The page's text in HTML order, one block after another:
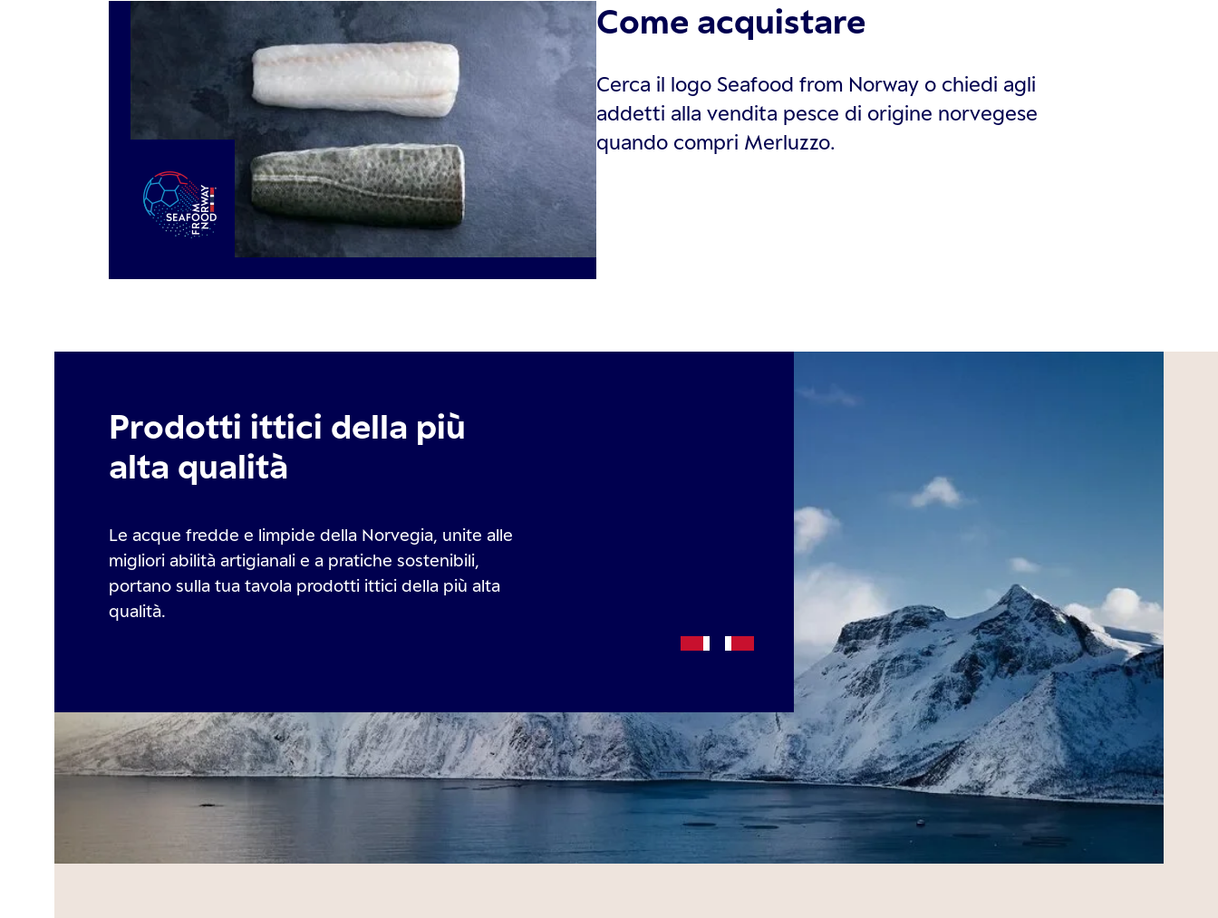
Come acquistare
Cerca il logo Seafood from Norway o chiedi agli
addetti alla vendita pesce di origine norvegese
quando compri Merluzzo.
Prodotti ittici della più
alta qualità
Le acque fredde e limpide della Norvegia, unite alle
migliori abilità artigianali e a pratiche sostenibili,
portano sulla tua tavola prodotti ittici della più alta
qualità.